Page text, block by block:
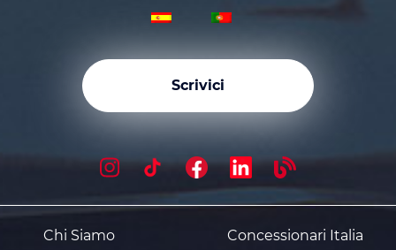
Scrivici
Chi Siamo
Concessionari Italia